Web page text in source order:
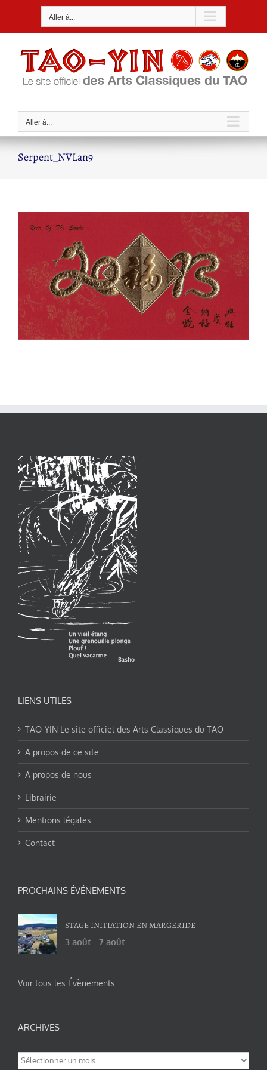
Aller à...
Aller à...
Serpent_NVLan9
LIENS UTILES
TAO-YIN Le site officiel des Arts Classiques du TAO
A propos de ce site
A propos de nous
Librairie
Mentions légales
Contact
PROCHAINS ÉVÉNEMENTS
STAGE INITIATION EN MARGERIDE
3 août - 7 août
Voir tous les Évènements
ARCHIVES
Archives